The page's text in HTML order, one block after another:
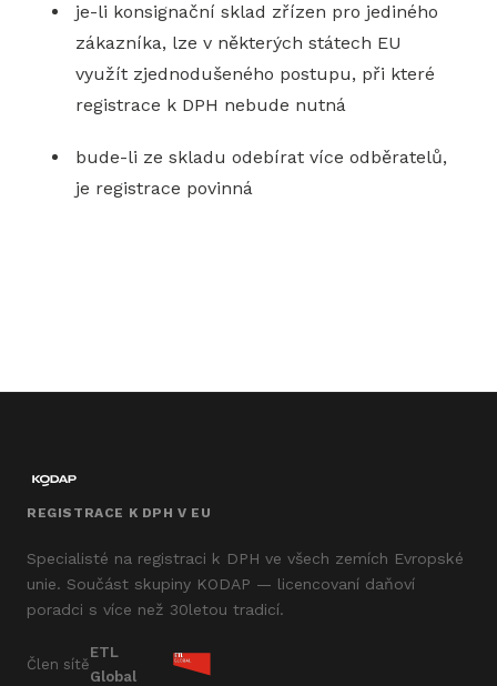
je-li konsignační sklad zřízen pro jediného
zákazníka, lze v některých státech EU
využít zjednodušeného postupu, při které
registrace k DPH nebude nutná
bude-li ze skladu odebírat více odběratelů,
je registrace povinná
REGISTRACE K DPH V EU
Specialisté na registraci k DPH ve všech zemích Evropské
unie. Součást skupiny KODAP — licencovaní daňoví
poradci s více než 30letou tradicí.
Člen sítě
ETL
Global